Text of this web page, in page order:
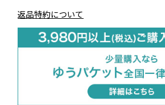
返品特約について